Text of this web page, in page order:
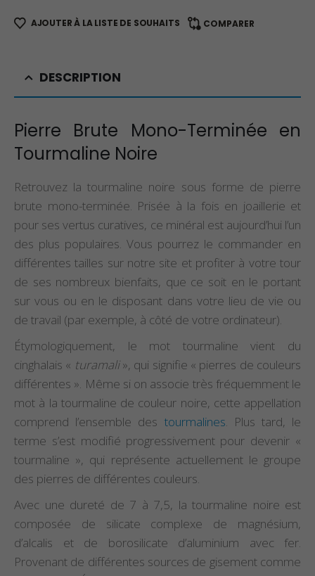
AJOUTER À LA LISTE DE SOUHAITS COMPARER
DESCRIPTION
Pierre Brute Mono-Terminée en
Tourmaline Noire
Retrouvez la tourmaline noire sous forme de pierre
brute mono-terminée. Prisée à la fois en joaillerie et
pour ses vertus curatives, ce minéral est aujourd’hui l’un
des plus populaires. Vous pourrez le commander en
différentes tailles sur notre site et profiter à votre tour
de ses nombreux bienfaits, que ce soit en le portant
sur vous ou en le disposant dans votre lieu de vie ou
de travail (par exemple, à côté de votre ordinateur).
Étymologiquement, le mot tourmaline vient du
cinghalais « turamali», qui signifie « pierres de couleurs
différentes ». Même si on associe très fréquemment le
mot à la tourmaline de couleur noire, cette appellation
comprend l’ensemble des tourmalines. Plus tard, le
terme s’est modifié progressivement pour devenir «
tourmaline », qui représente actuellement le groupe
des pierres de différentes couleurs.
Avec une dureté de 7 à 7,5, la tourmaline noire est
composée de silicate complexe de magnésium,
d’alcalis et de borosilicate d’aluminium avec fer.
Provenant de différentes sources de gisement comme